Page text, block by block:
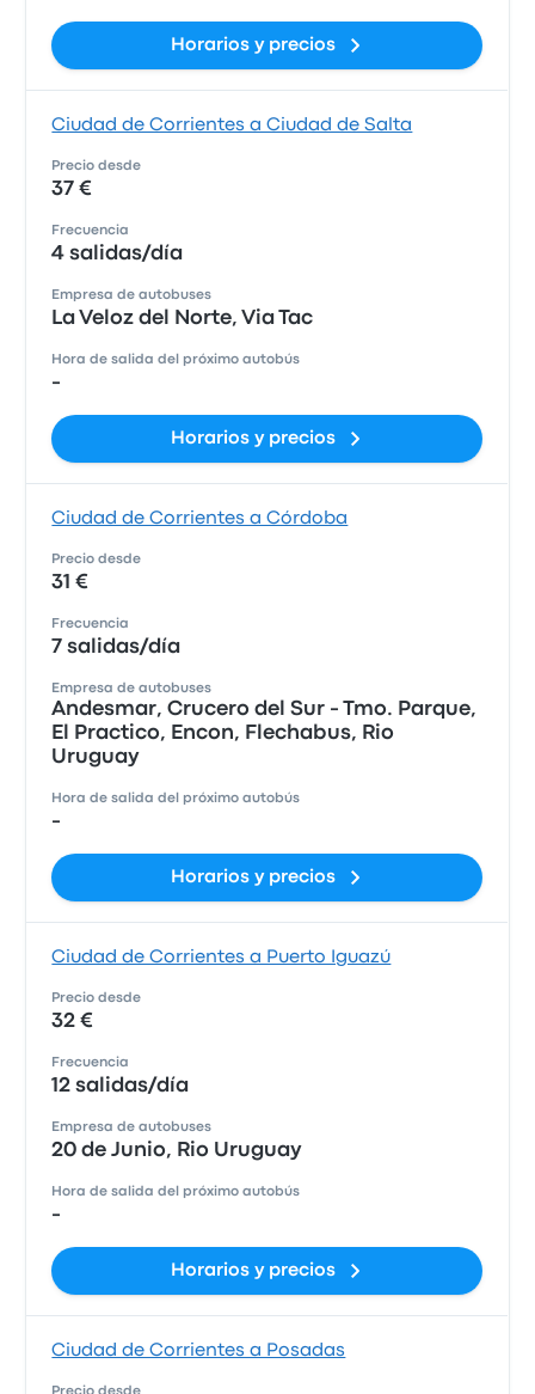
Horarios y precios
Ciudad de Corrientes a Ciudad de Salta
Precio desde
37 €
Frecuencia
4 salidas/día
Empresa de autobuses
La Veloz del Norte, Via Tac
Hora de salida del próximo autobús
-
Horarios y precios
Ciudad de Corrientes a Córdoba
Precio desde
31 €
Frecuencia
7 salidas/día
Empresa de autobuses
Andesmar, Crucero del Sur - Tmo. Parque,
El Practico, Encon, Flechabus, Rio
Uruguay
Hora de salida del próximo autobús
-
Horarios y precios
Ciudad de Corrientes a Puerto Iguazú
Precio desde
32 €
Frecuencia
12 salidas/día
Empresa de autobuses
20 de Junio, Rio Uruguay
Hora de salida del próximo autobús
-
Horarios y precios
Ciudad de Corrientes a Posadas
Precio desde